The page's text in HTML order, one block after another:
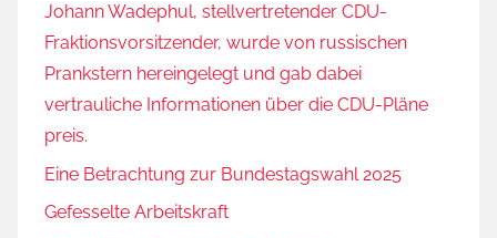
Johann Wadephul, stellvertretender CDU-
Fraktionsvorsitzender, wurde von russischen
Prankstern hereingelegt und gab dabei
vertrauliche Informationen über die CDU-Pläne
preis.
Eine Betrachtung zur Bundestagswahl 2025
Gefesselte Arbeitskraft